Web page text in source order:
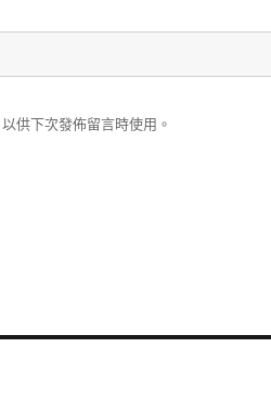
供下次發佈留言時使用。